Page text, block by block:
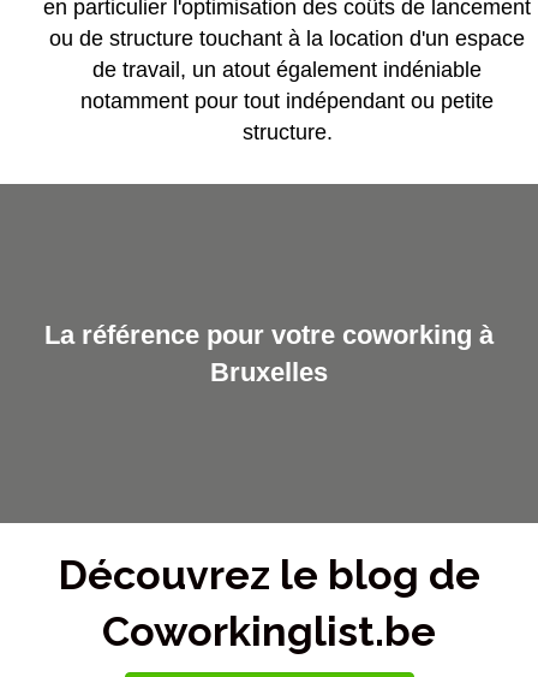
en particulier l'optimisation des coûts de lancement
ou de structure touchant à la location d'un espace
de travail, un atout également indéniable
notamment pour tout indépendant ou petite
structure.
La référence pour votre coworking à
Bruxelles
Découvrez le blog de
Coworkinglist.be